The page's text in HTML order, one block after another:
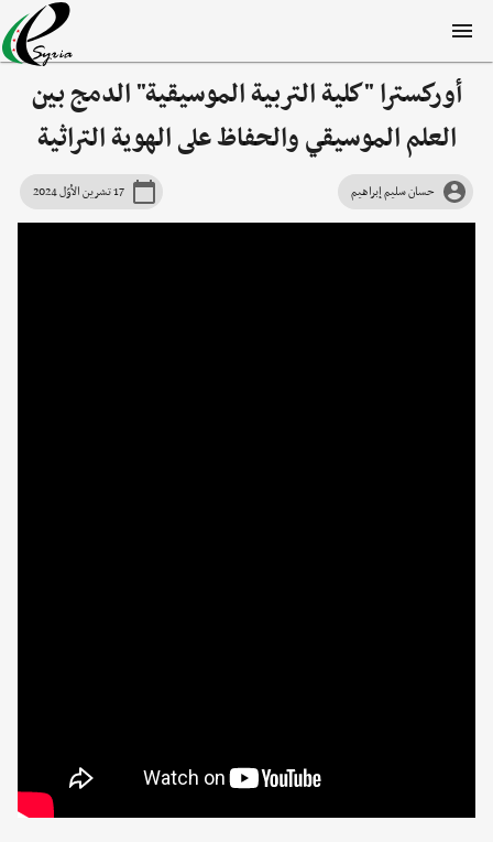
أوركسترا "كلية التربية الموسيقية" الدمج بين
العلم الموسيقي والحفاظ على الهوية التراثية
حسان سليم إبراهيم 17 تشرين الأوّل 2024